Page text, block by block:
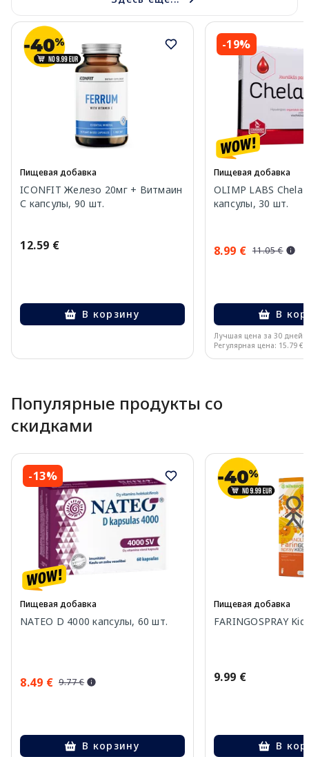
Пищевая добавка
ICONFIT Железо 20мг + Витмаин
С капсулы, 90 шт.
12.59 €
В корзину
-19%
Пищевая добавка
OLIMP LABS
капсулы, 30 шт.
8.99 € 11.05 €
В
Лучшая цена за 30 дней:
Регулярная цена: 15.79 €
Популярные продукты со
скидками
-13%
Пищевая добавка
NATEO D 4000 капсулы, 60 шт.
8.49 € 9.77 €
В корзину
Пищевая добавка
FARINGOSPRAY
9.99 €
В